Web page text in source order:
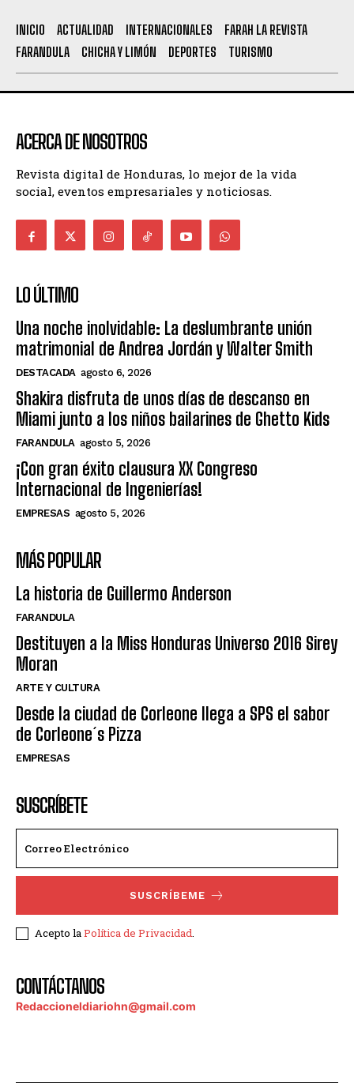
INICIO ACTUALIDAD INTERNACIONALES
FARAH LA REVISTA
FARANDULA
CHICHA Y LIMÓN DEPORTES TURISMO
ACERCA DE NOSOTROS
Revista digital de Honduras, lo mejor de la vida
social, eventos empresariales y noticiosas.
LO ÚLTIMO
Una noche inolvidable: La deslumbrante unión
matrimonial de Andrea Jordán y Walter Smith
DESTACADA agosto 6, 2026
Shakira disfruta de unos días de descanso en
Miami junto a los niños bailarines de Ghetto Kids
FARANDULA agosto 5, 2026
¡Con gran éxito clausura XX Congreso
Internacional de Ingenierías!
EMPRESAS agosto 5, 2026
MÁS POPULAR
La historia de Guillermo Anderson
FARANDULA
Destituyen a la Miss Honduras Universo 2016 Sirey
Moran
ARTE Y CULTURA
Desde la ciudad de Corleone llega a SPS el sabor
de Corleone´s Pizza
EMPRESAS
SUSCRÍBETE
SUSCRÍBEME
Acepto laPolítica de Privacidad.
CONTÁCTANOS
Redaccioneldiariohn@gmail.com